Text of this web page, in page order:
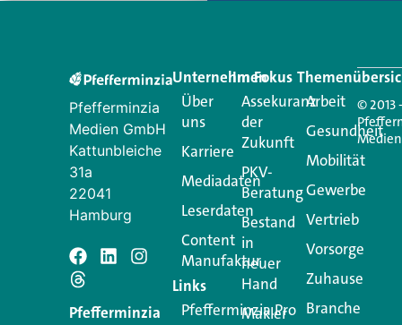
Schreiben
Ihre E-Mail-Adresse wird
Pfefferminzia
Medien GmbH
Kattunbleiche
31a
22041
Hamburg
Pfefferminzia
Unternehmen
Über
uns
Karriere
Mediadaten
Leserdaten
Content
Manufaktur
Links
Pfefferminzia.Pro
Im Fokus
Assekuranz
der
Zukunft
PKV-
Beratung
Bestand
in
neuer
Hand
Makler
Arbeit
Gesundheit
Mobilität
Gewerbe
Vertrieb
Vorsorge
Zuhause
Branche
© 2013